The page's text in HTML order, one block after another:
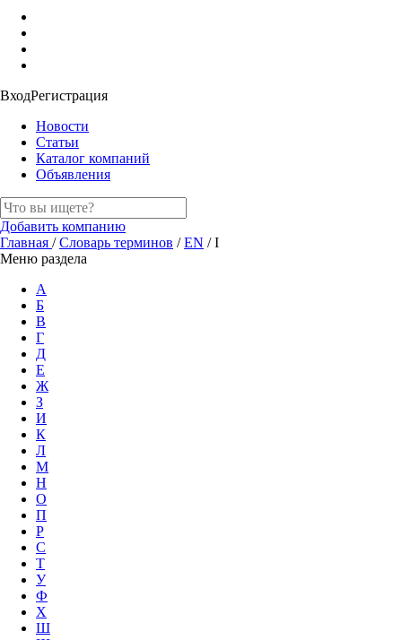
ВходРегистрация
Новости
Статьи
Каталог компаний
Объявления
Добавить компанию
Главная / Словарь терминов / EN / I
Меню раздела
А
Б
В
Г
Д
Е
Ж
З
И
К
Л
М
Н
О
П
Р
С
Т
У
Ф
Х
Ш